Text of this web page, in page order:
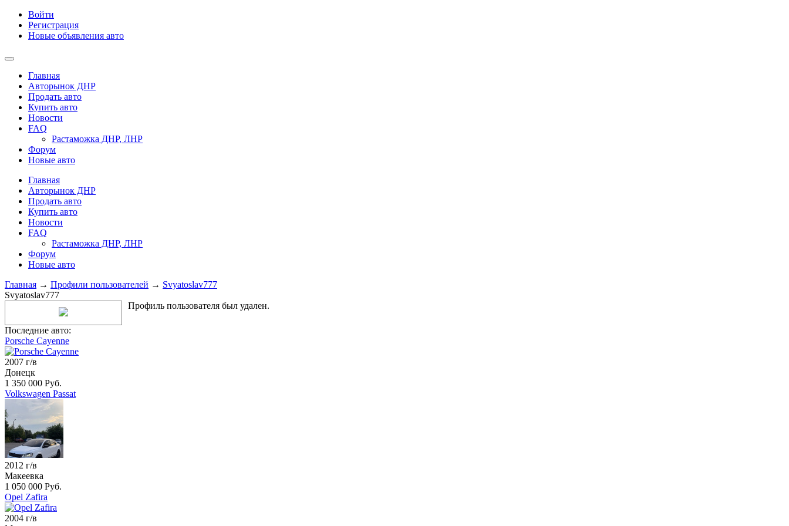
Войти
Регистрация
Новые объявления авто
Главная
Авторынок ДНР
Продать авто
Купить авто
Новости
FAQ
Растаможка ДНР, ЛНР
Форум
Новые авто
Главная
Авторынок ДНР
Продать авто
Купить авто
Новости
FAQ
Растаможка ДНР, ЛНР
Форум
Новые авто
Главная → Профили пользователей → Svyatoslav777
Svyatoslav777
Профиль пользователя был удален.
Последние авто:
Porsche Cayenne
2007 г/в
Донецк
1 350 000 Руб.
Volkswagen Passat
2012 г/в
Макеевка
1 050 000 Руб.
Opel Zafira
2004 г/в